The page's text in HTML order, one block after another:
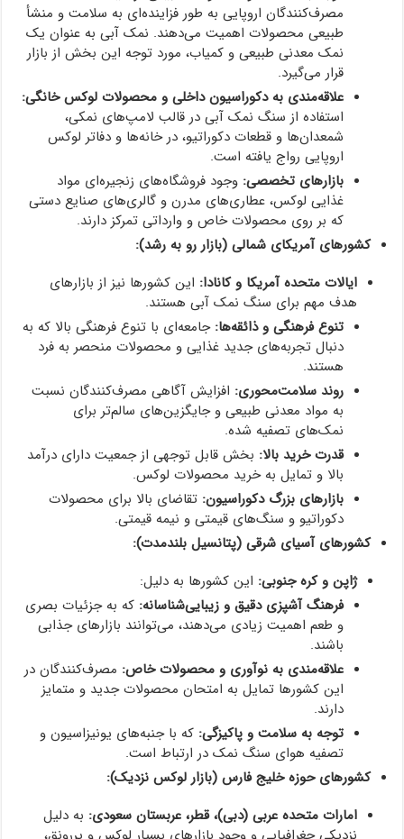
مصرف‌کنندگان اروپایی به طور فزاینده‌ای به سلامت و منشأ
طبیعی محصولات اهمیت می‌دهند. نمک آبی به عنوان یک
نمک معدنی طبیعی و کمیاب، مورد توجه این بخش از بازار
قرار می‌گیرد.
علاقه‌مندی به دکوراسیون داخلی و محصولات لوکس خانگی:
استفاده از سنگ نمک آبی در قالب لامپ‌های نمکی،
شمعدان‌ها و قطعات دکوراتیو، در خانه‌ها و دفاتر لوکس
اروپایی رواج یافته است.
بازارهای تخصصی: وجود فروشگاه‌های زنجیره‌ای مواد
غذایی لوکس، عطاری‌های مدرن و گالری‌های صنایع دستی
که بر روی محصولات خاص و وارداتی تمرکز دارند.
کشورهای آمریکای شمالی (بازار رو به رشد):
ایالات متحده آمریکا و کانادا: این کشورها نیز از بازارهای
هدف مهم برای سنگ نمک آبی هستند.
تنوع فرهنگی و ذائقه‌ها: جامعه‌ای با تنوع فرهنگی بالا که به
دنبال تجربه‌های جدید غذایی و محصولات منحصر به فرد
هستند.
روند سلامت‌محوری: افزایش آگاهی مصرف‌کنندگان نسبت
به مواد معدنی طبیعی و جایگزین‌های سالم‌تر برای
نمک‌های تصفیه شده.
قدرت خرید بالا: بخش قابل توجهی از جمعیت دارای درآمد
بالا و تمایل به خرید محصولات لوکس.
بازارهای بزرگ دکوراسیون: تقاضای بالا برای محصولات
دکوراتیو و سنگ‌های قیمتی و نیمه قیمتی.
کشورهای آسیای شرقی (پتانسیل بلندمدت):
ژاپن و کره جنوبی: این کشورها به دلیل:
فرهنگ آشپزی دقیق و زیبایی‌شناسانه: که به جزئیات بصری
و طعم اهمیت زیادی می‌دهند، می‌توانند بازارهای جذابی
باشند.
علاقه‌مندی به نوآوری و محصولات خاص: مصرف‌کنندگان در
این کشورها تمایل به امتحان محصولات جدید و متمایز
دارند.
توجه به سلامت و پاکیزگی: که با جنبه‌های یونیزاسیون و
تصفیه هوای سنگ نمک در ارتباط است.
کشورهای حوزه خلیج فارس (بازار لوکس نزدیک):
امارات متحده عربی (دبی)، قطر، عربستان سعودی: به دلیل